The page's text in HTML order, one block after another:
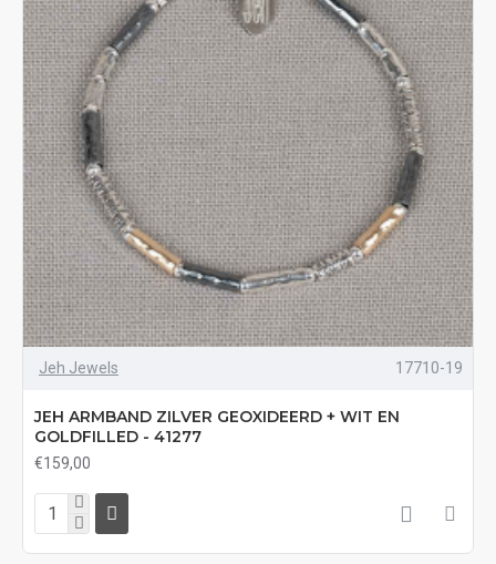
Jeh Jewels 17710-19
JEH ARMBAND ZILVER GEOXIDEERD + WIT EN
GOLDFILLED - 41277
€159,00